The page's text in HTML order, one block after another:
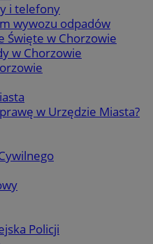
i telefony
wywozu odpadów
Święte w Chorzowie
w Chorzowie
w Urzędzie Miasta?
Policji